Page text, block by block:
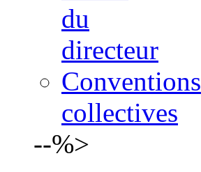
du
directeur
Conventions
collectives
--%>